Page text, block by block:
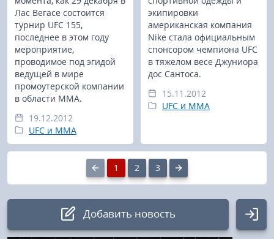
Лас Вегасе состоится
турнир UFC 155,
последнее в этом году
мероприятие,
проводимое под эгидой
ведущей в мире
промоутерской компании
в области ММА.
19.12.2012
UFC и MMA
экипировки
американская компания
Nike стала официальным
спонсором чемпиона UFC
в тяжелом весе Джуниора
дос Сантоса.
15.11.2012
UFC и MMA
1 2 3
Добавить новость